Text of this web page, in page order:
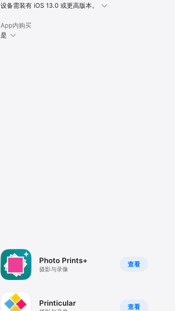
设备需装有 iOS 13.0 或更高版本。
App内购买
是
查看
Photo Prints+
摄影与录像
查看
Printicular